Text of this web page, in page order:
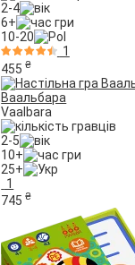
2-4
6+
10-20
1
455₴
Ваальбара
Vaalbara
2-5
10+
25+
1
745₴